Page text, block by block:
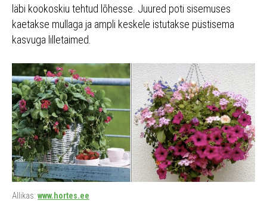
läbi kookoskiu tehtud lõhesse. Juured poti sisemuses
kaetakse mullaga ja ampli keskele istutakse püstisema
kasvuga lilletaimed.
Allikas: www.hortes.ee